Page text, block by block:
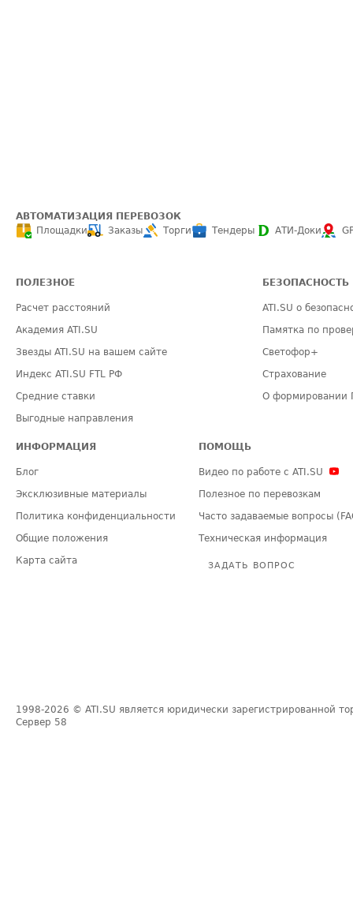
АВТОМАТИЗАЦИЯ ПЕРЕВОЗОК
Площадки
Заказы Торги Тендеры АТИ-Доки
ПОЛЕЗНОЕ
Расчет расстояний
Академия ATI.SU
Звезды ATI.SU на вашем сайте
Индекс ATI.SU FTL РФ
Средние ставки
Выгодные направления
БЕЗОПАСНОСТЬ
ATI.SU о
Памятка по
Светофор+
Страхование
О формировании
ИНФОРМАЦИЯ
Блог
Эксклюзивные материалы
Политика конфиденциальности
Общие положения
Карта сайта
ПОМОЩЬ
Видео по работе с ATI.SU
Полезное по перевозкам
Часто задаваемые вопросы
Техническая информация
ЗАДАТЬ ВОПРОС
1998-2026 © ATI.SU является юридически зарегистрированной
Сервер 58